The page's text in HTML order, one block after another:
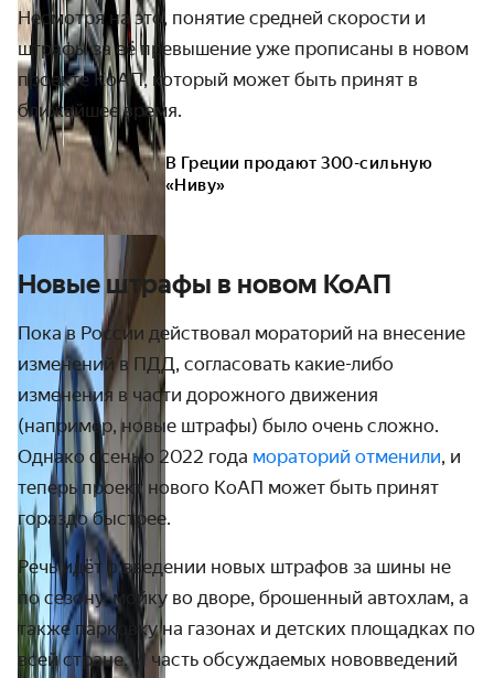
Несмотря на это, понятие средней скорости и
штрафы за её превышение уже прописаны в новом
проекте КоАП, который может быть принят в
ближайшее время.
В Греции продают 300-сильную
«Ниву»
Новые штрафы в новом КоАП
Пока в России действовал мораторий на внесение
изменений в ПДД, согласовать какие-либо
изменения в части дорожного движения
(например, новые штрафы) было очень сложно.
Однако осенью 2022 года мораторий отменили, и
теперь проект нового КоАП может быть принят
гораздо быстрее.
Речь идёт о введении новых штрафов за шины не
по сезону, мойку во дворе, брошенный автохлам, а
также парковку на газонах и детских площадках по
всей стране. И часть обсуждаемых нововведений